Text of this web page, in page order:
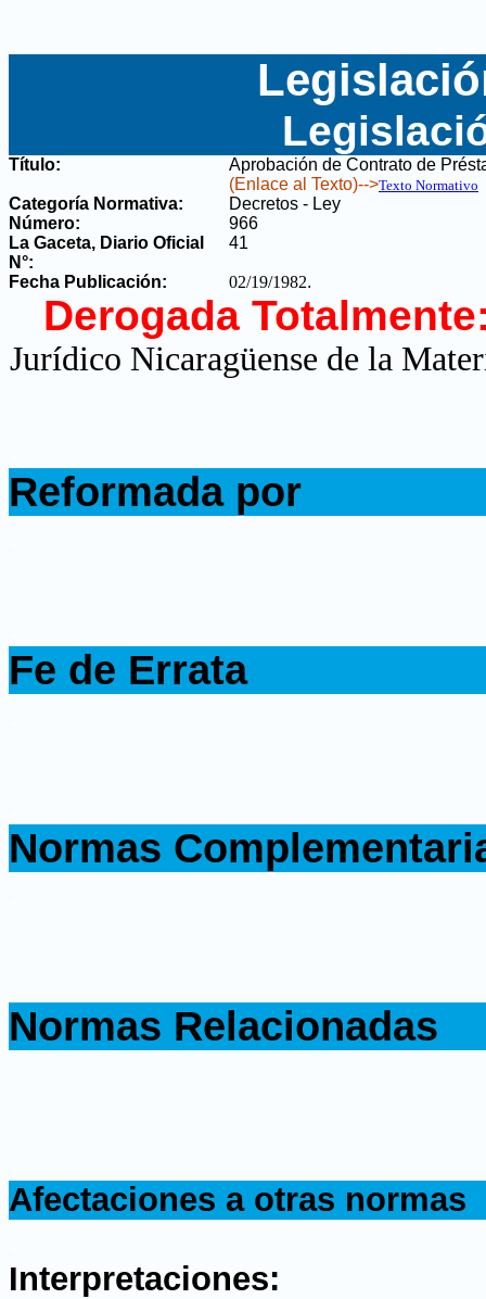
Título:
Aprobación de Contrato de
(Enlace al Texto)-->Texto Normativo
Categoría Normativa:
Decretos - Ley
Número:
966
La Gaceta, Diario Oficial
N°:
41
Fecha Publicación: 02/19/1982.
Derogada
Jurídico Nicaragüense de la
Reformada por
Fe de Errata
Normas
Normas Relacionadas
Afectaciones a otras normas
Interpretaciones: